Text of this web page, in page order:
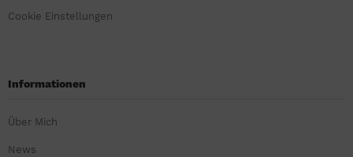
Cookie Einstellungen
Informationen
Über Mich
News